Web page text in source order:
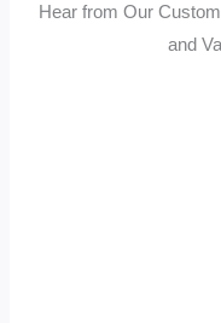
Hear from Our
and